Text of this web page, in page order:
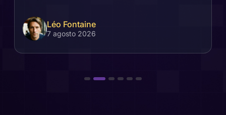
Léo Fontaine
7 agosto 2026